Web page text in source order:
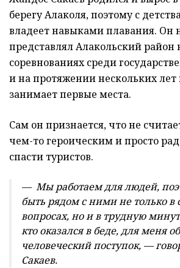
берегу Алаколя, поэтому с
владеет навыками плавания. Он
представлял Алакольский район
соревнованиях среди
и на протяжении нескольких
занимает первые места.
Сам он признается, что не
чем-то героическим и просто
спасти туристов.
— Мы работаем для людей,
быть рядом с ними не только в
вопросах, но и в трудную
кто оказался в беде, для меня
человеческий поступок, —
Сакаев.